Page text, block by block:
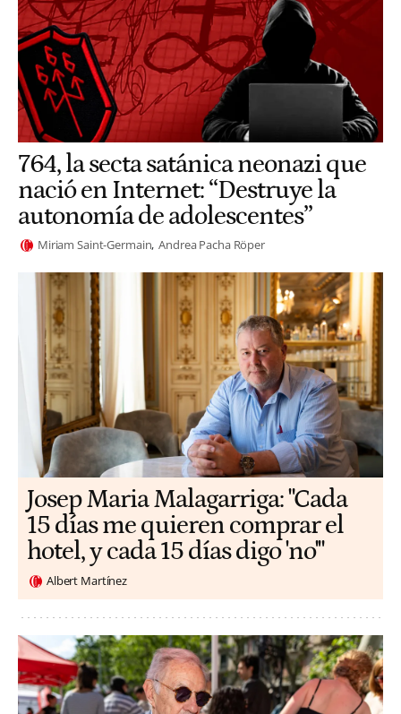
764, la secta satánica neonazi que
nació en Internet: “Destruye la
autonomía de adolescentes”
Miriam Saint-Germain Andrea Pacha Röper
​​Josep Maria Malagarriga: "Cada
15 días me quieren comprar el
hotel, y cada 15 días digo 'no'"
Albert Martínez